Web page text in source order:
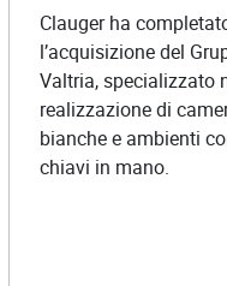
Clauger ha
l’acquisizione del
Valtria, specializzato
realizzazione di
bianche e ambienti
chiavi in mano.